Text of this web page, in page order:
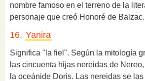
nombre famoso en el terreno de la
personaje que creó Honoré de Balzac.
16. Yanira
Significa "la fiel". Según la mitología
las cincuenta hijas nereidas de
la oceánide Doris. Las nereidas se